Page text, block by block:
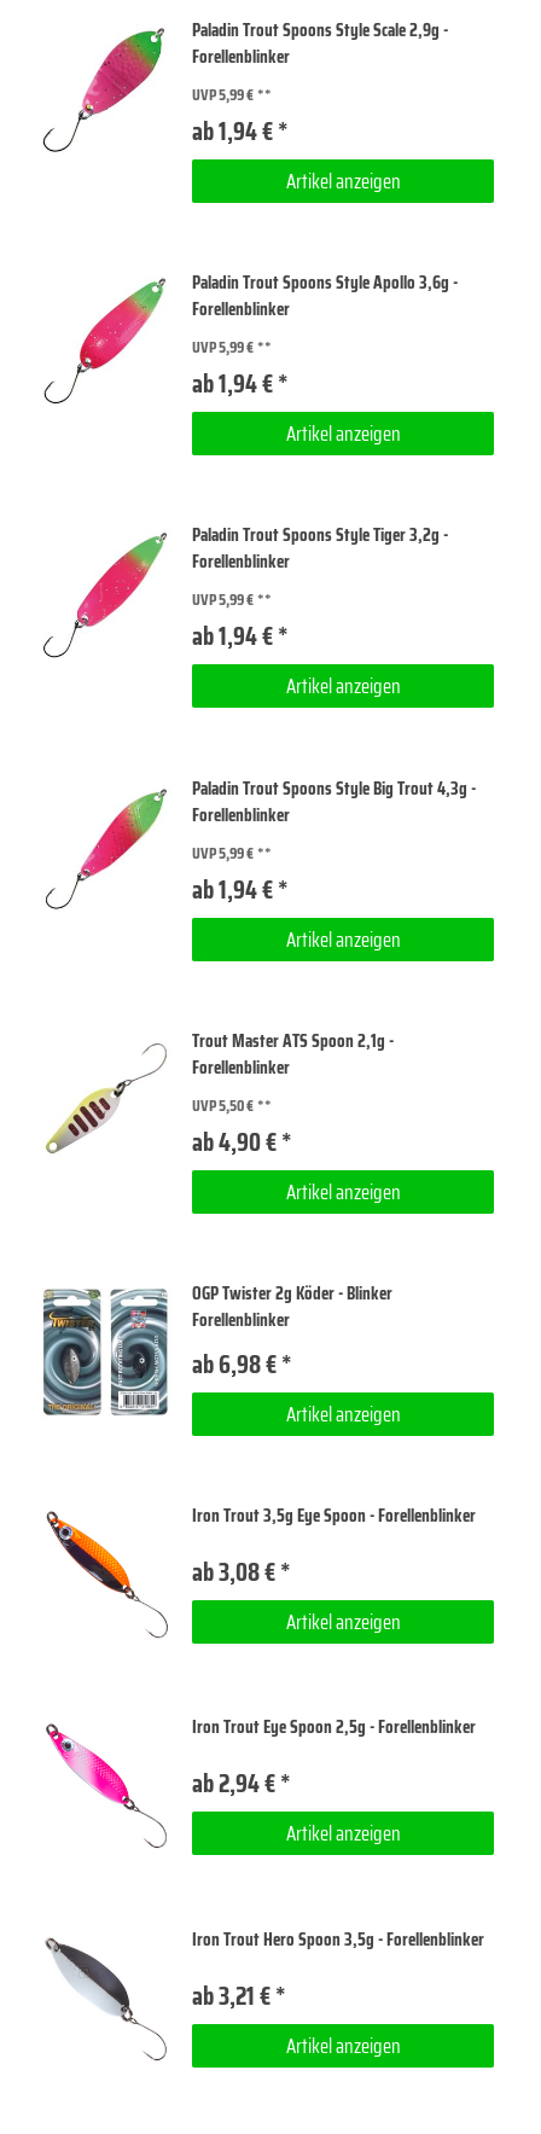
Paladin Trout Spoons Style Scale 2,9g -
Forellenblinker
UVP 5,99 €
ab 1,94 € *
Artikel anzeigen
Paladin Trout Spoons Style Apollo 3,6g -
Forellenblinker
UVP 5,99 €
ab 1,94 € *
Artikel anzeigen
Paladin Trout Spoons Style Tiger 3,2g -
Forellenblinker
UVP 5,99 €
ab 1,94 € *
Artikel anzeigen
Paladin Trout Spoons Style Big Trout 4,3g -
Forellenblinker
UVP 5,99 €
ab 1,94 € *
Artikel anzeigen
Trout Master ATS Spoon 2,1g -
Forellenblinker
UVP 5,50 €
ab 4,90 € *
Artikel anzeigen
OGP Twister 2g Köder - Blinker
Forellenblinker
ab 6,98 € *
Artikel anzeigen
Iron Trout 3,5g Eye Spoon - Forellenblinker
ab 3,08 € *
Artikel anzeigen
Iron Trout Eye Spoon 2,5g - Forellenblinker
ab 2,94 € *
Artikel anzeigen
Iron Trout Hero Spoon 3,5g - Forellenblinker
ab 3,21 € *
Artikel anzeigen